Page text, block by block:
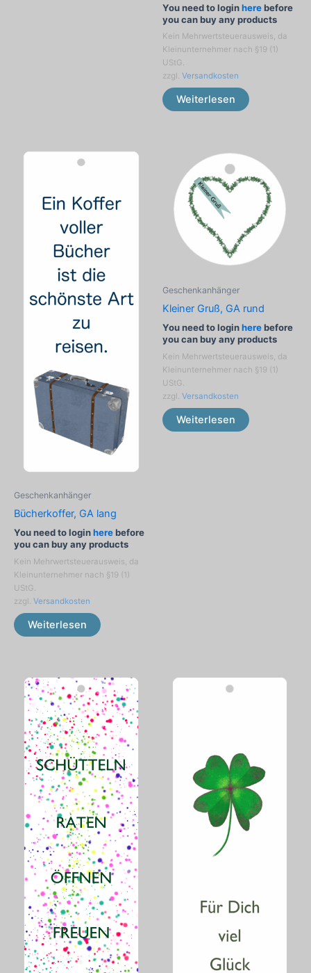
You need to loginherebefore
you can buy any products
Kein Mehrwertsteuerausweis, da
Kleinunternehmer nach §19 (1)
UStG.
zzgl. Versandkosten
Weiterlesen
Geschenkanhänger
Bücherkoffer, GA lang
You need to loginherebefore
you can buy any products
Kein Mehrwertsteuerausweis, da
Kleinunternehmer nach §19 (1)
UStG.
zzgl. Versandkosten
Weiterlesen
Geschenkanhänger
Kleiner Gruß, GA rund
You need to loginherebefore
you can buy any products
Kein Mehrwertsteuerausweis, da
Kleinunternehmer nach §19 (1)
UStG.
zzgl. Versandkosten
Weiterlesen